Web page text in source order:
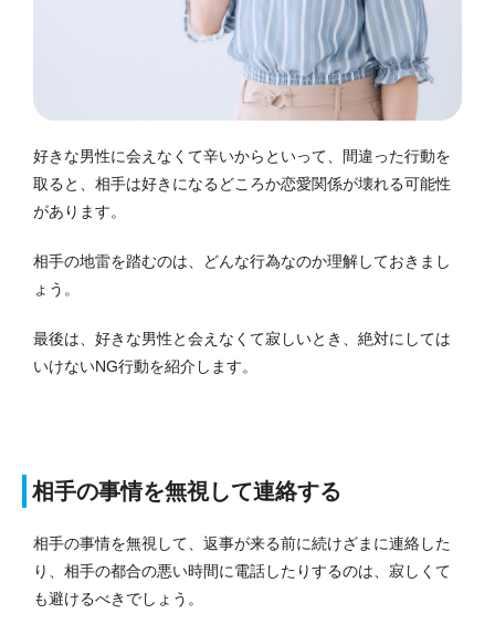
好きな男性に会えなくて辛いからといって、間違った行動を
取ると、相手は好きになるどころか恋愛関係が壊れる可能性
があります。
相手の地雷を踏むのは、どんな行為なのか理解しておきまし
ょう。
最後は、好きな男性と会えなくて寂しいとき、絶対にしては
いけないNG行動を紹介します。
相手の事情を無視して連絡する
相手の事情を無視して、返事が来る前に続けざまに連絡した
り、相手の都合の悪い時間に電話したりするのは、寂しくて
も避けるべきでしょう。